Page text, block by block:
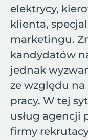
elektrycy,
klienta,
marketingu.
kandydatów
jednak
ze względu
pracy. W tej
usług agencji
firmy